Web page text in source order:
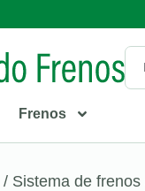
Frenos
/ Sistema de